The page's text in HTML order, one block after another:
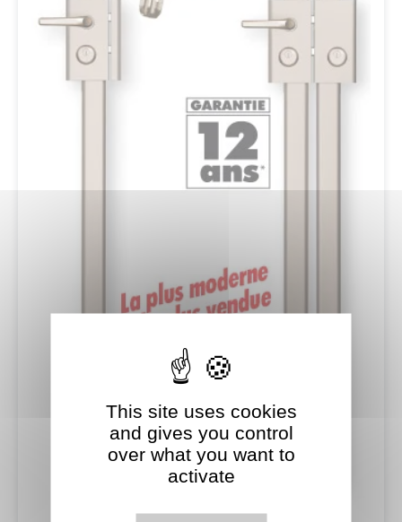
This site uses cookies
and gives you control
over what you want to
activate